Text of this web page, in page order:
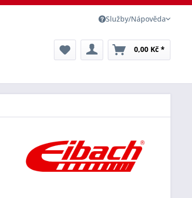
Služby/Nápověda
0,00 Kč *